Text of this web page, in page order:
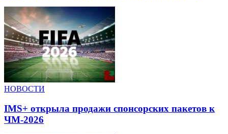
НОВОСТИ
IMS+ открыла продажи спонсорских пакетов к
ЧМ-2026